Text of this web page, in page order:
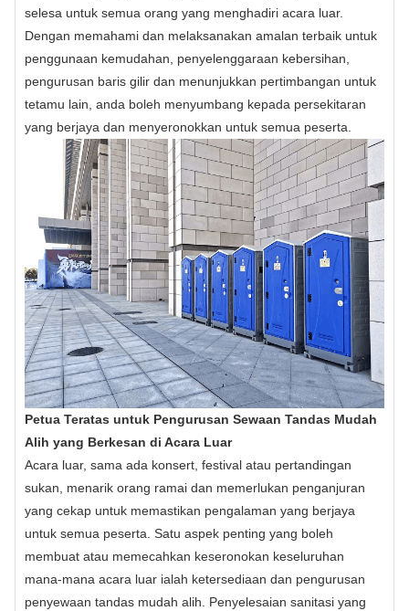
selesa untuk semua orang yang menghadiri acara luar.
Dengan memahami dan melaksanakan amalan terbaik untuk
penggunaan kemudahan, penyelenggaraan kebersihan,
pengurusan baris gilir dan menunjukkan pertimbangan untuk
tetamu lain, anda boleh menyumbang kepada persekitaran
yang berjaya dan menyeronokkan untuk semua peserta.
Petua Teratas untuk Pengurusan Sewaan Tandas Mudah
Alih yang Berkesan di Acara Luar
Acara luar, sama ada konsert, festival atau pertandingan
sukan, menarik orang ramai dan memerlukan penganjuran
yang cekap untuk memastikan pengalaman yang berjaya
untuk semua peserta. Satu aspek penting yang boleh
membuat atau memecahkan keseronokan keseluruhan
mana-mana acara luar ialah ketersediaan dan pengurusan
penyewaan tandas mudah alih. Penyelesaian sanitasi yang